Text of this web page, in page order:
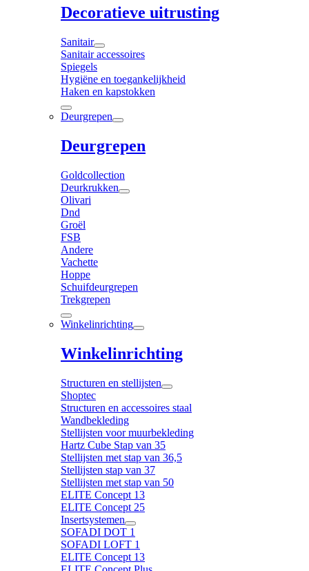
Decoratieve uitrusting
Sanitair
Sanitair accessoires
Spiegels
Hygiëne en toegankelijkheid
Haken en kapstokken
Deurgrepen
Deurgrepen
Goldcollection
Deurkrukken
Olivari
Dnd
Groël
FSB
Andere
Vachette
Hoppe
Schuifdeurgrepen
Trekgrepen
Winkelinrichting
Winkelinrichting
Structuren en stellijsten
Shoptec
Structuren en accessoires staal
Wandbekleding
Stellijsten voor muurbekleding
Hartz Cube Stap van 35
Stellijsten met stap van 36,5
Stellijsten stap van 37
Stellijsten met stap van 50
ELITE Concept 13
ELITE Concept 25
Insertsystemen
SOFADI DOT 1
SOFADI LOFT 1
ELITE Concept 13